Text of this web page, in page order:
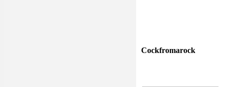
Cockfromarock